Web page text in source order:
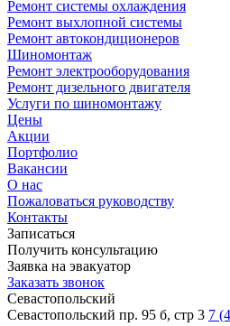
Ремонт системы охлаждения
Ремонт выхлопной системы
Ремонт автокондиционеров
Шиномонтаж
Ремонт электрооборудования
Ремонт дизельного двигателя
Услуги по шиномонтажу
Цены
Акции
Портфолио
Вакансии
О нас
Пожаловаться руководству
Контакты
Записаться
Получить консультацию
Заявка на эвакуатор
Заказать звонок
Севастопольский
Севастопольский пр. 95 б, стр 3 7